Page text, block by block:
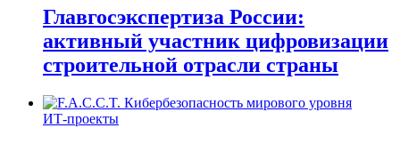
Главгосэкспертиза России:
активный участник цифровизации
строительной отрасли страны
ИТ-проекты